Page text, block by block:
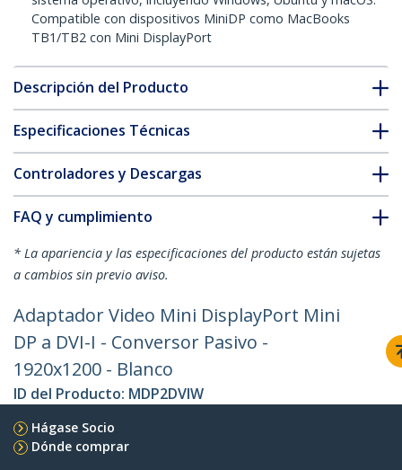
Compatible con dispositivos MiniDP como MacBooks
TB1/TB2 con Mini DisplayPort
Descripción del Producto
Especificaciones Técnicas
Controladores y Descargas
FAQ y cumplimiento
* La apariencia y las especificaciones del producto están sujetas
a cambios sin previo aviso.
Adaptador Video Mini DisplayPort Mini
DP a DVI-I - Conversor Pasivo -
1920x1200 - Blanco
ID del Producto: MDP2DVIW
Hágase Socio
Dónde comprar